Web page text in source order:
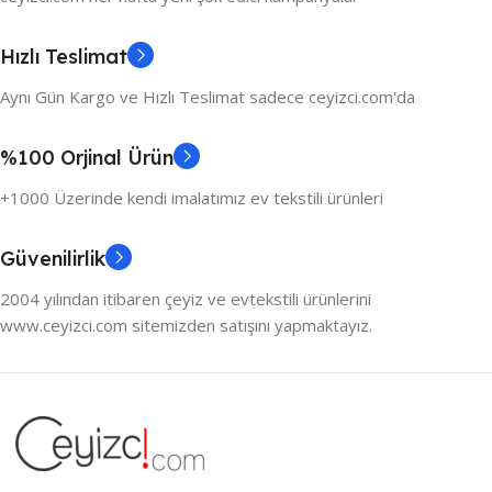
Hızlı Teslimat
Aynı Gün Kargo ve Hızlı Teslimat sadece ceyizci.com'da
%100 Orjinal Ürün
+1000 Üzerinde kendi imalatımız ev tekstili ürünleri
Güvenilirlik
2004 yılından itibaren çeyiz ve evtekstili ürünlerini
www.ceyizci.com sitemizden satışını yapmaktayız.